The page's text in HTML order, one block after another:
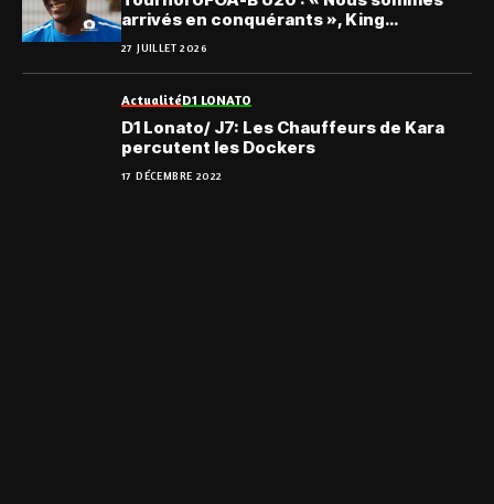
arrivés en conquérants », King
Ametokodo
27 JUILLET 2026
ActualitéD1 LONATO
D1 Lonato/ J7: Les Chauffeurs de Kara
percutent les Dockers
17 DÉCEMBRE 2022